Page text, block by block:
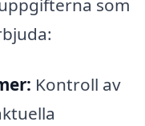
Kontroll av